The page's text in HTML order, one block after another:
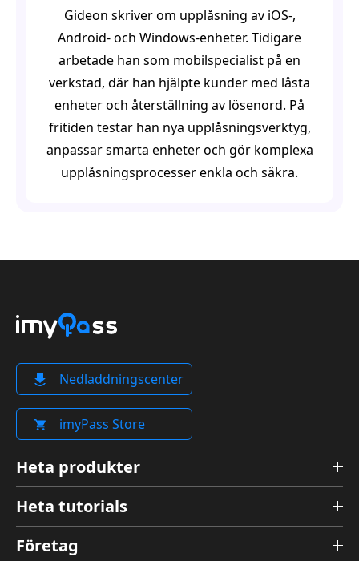
Gideon skriver om upplåsning av iOS-,
Android- och Windows-enheter. Tidigare
arbetade han som mobilspecialist på en
verkstad, där han hjälpte kunder med låsta
enheter och återställning av lösenord. På
fritiden testar han nya upplåsningsverktyg,
anpassar smarta enheter och gör komplexa
upplåsningsprocesser enkla och säkra.
Nedladdningscenter
imyPass Store
Heta produkter
Heta tutorials
Företag